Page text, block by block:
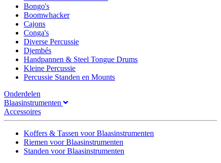
Bongo's
Boomwhacker
Cajons
Conga's
Diverse Percussie
Djembés
Handpannen & Steel Tongue Drums
Kleine Percussie
Percussie Standen en Mounts
Onderdelen
Blaasinstrumenten
Accessoires
Koffers & Tassen voor Blaasinstrumenten
Riemen voor Blaasinstrumenten
Standen voor Blaasinstrumenten